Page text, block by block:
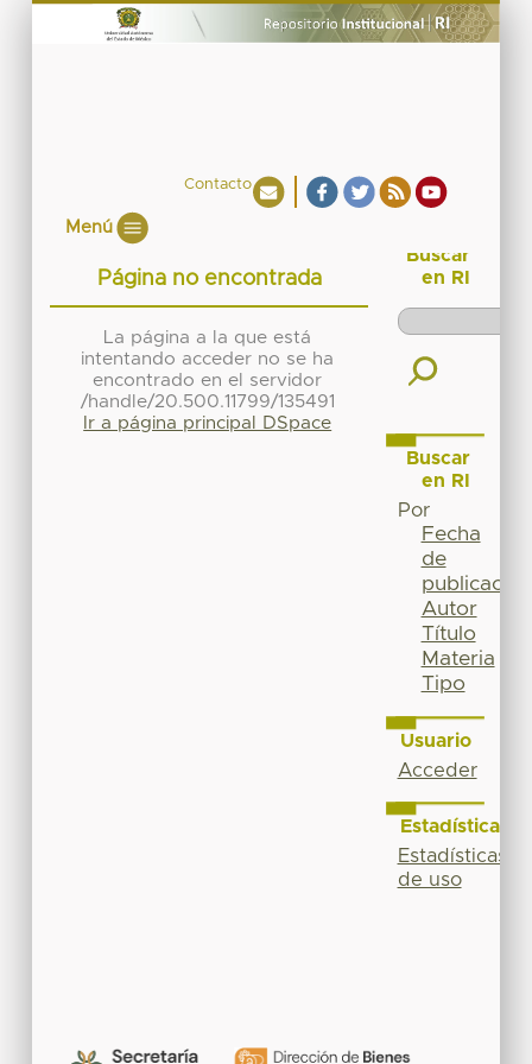
Contacto
Menú
Página no encontrada
La página a la que está
intentando acceder no se ha
encontrado en el servidor
/handle/20.500.11799/135491
Ir a página principal DSpace
Buscar
en RI
Buscar
en RI
Por
Fecha
de
publicación
Autor
Título
Materia
Tipo
Usuario
Acceder
Estadísticas
Estadísticas
de uso